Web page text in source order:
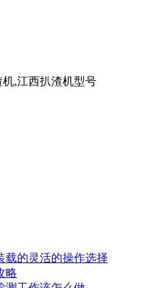
,江西扒渣机型号
载的灵活的操作选择
略